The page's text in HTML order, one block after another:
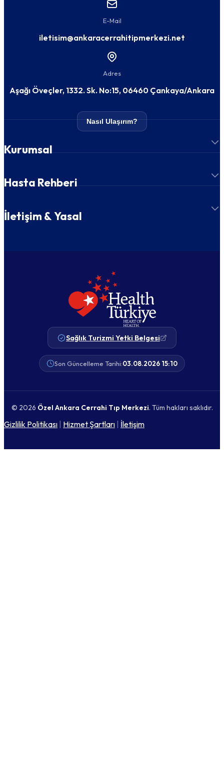
E-Mail
iletisim@ankaracerrahitipmerkezi.net
Adres
Aşağı Öveçler, 1332. Sk. No:15, 06460 Çankaya/Ankara
Nasıl Ulaşırım?
Kurumsal
Hasta Rehberi
İletişim & Yasal
Sağlık Turizmi Yetki Belgesi
Son Güncelleme Tarihi:03.08.2026 15:10
© 2026 Özel Ankara Cerrahi Tıp Merkezi. Tüm hakları saklıdır.
Gizlilik Politikası | Hizmet Şartları | İletişim